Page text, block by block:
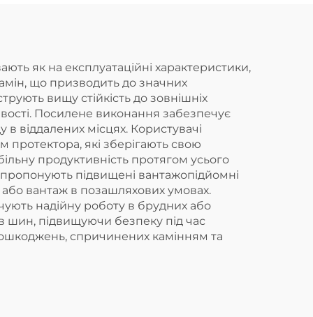
як на експлуатаційні характеристики,
що призводить до значних
вищу стійкість до зовнішніх
Посилене виконання забезпечує
віддалених місцях. Користувачі
які зберігають свою
продуктивність протягом усього
підвищені вантажопідйомні
вантаж в позашляхових умовах.
надійну роботу в брудних або
шин, підвищуючи безпеку під час
спричинених камінням та